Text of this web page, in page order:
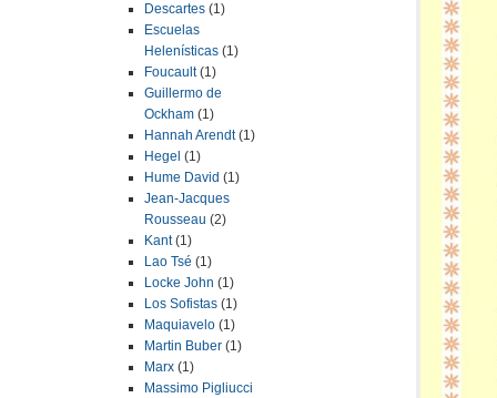
Descartes (1)
Escuelas
Helenísticas (1)
Foucault(1)
Guillermo de
Ockham (1)
Hannah Arendt(1)
Hegel (1)
Hume David (1)
Jean-Jacques
Rousseau (2)
Kant(1)
Lao Tsé (1)
Locke John (1)
Los Sofistas (1)
Maquiavelo (1)
Martin Buber (1)
Marx (1)
Massimo Pigliucci